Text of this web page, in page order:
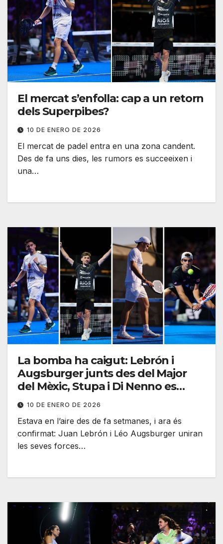
El mercat s’enfolla: cap a un retorn
dels Superpibes?
10 DE ENERO DE 2026
El mercat de padel entra en una zona candent.
Des de fa uns dies, les rumors es succeeixen i
una…
La bomba ha caigut: Lebrón i
Augsburger junts des del Major
del Mèxic, Stupa i Di Nenno es
reforcen
10 DE ENERO DE 2026
Estava en l’aire des de fa setmanes, i ara és
confirmat: Juan Lebrón i Léo Augsburger uniran
les seves forces…